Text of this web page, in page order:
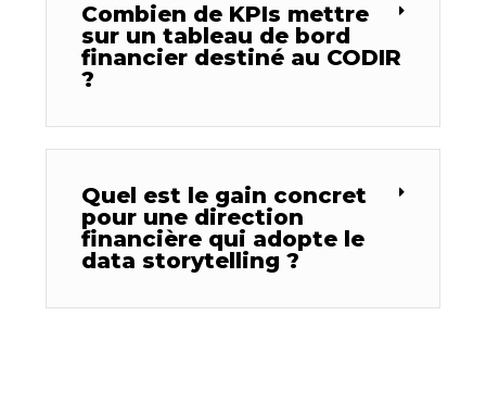
Combien de KPIs mettre
sur un tableau de bord
financier destiné au CODIR
?
Quel est le gain concret
pour une direction
financière qui adopte le
data storytelling ?